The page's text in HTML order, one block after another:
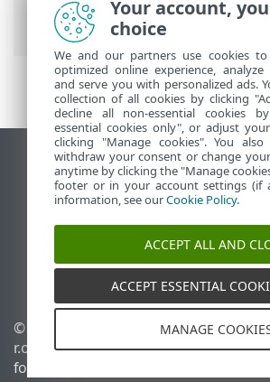
Scanning i gang
Vis computerwebsted
End of Life
ESET-vidensbase
ESET-forum
ESET Status Portal
Regional support
© 1992 - 2025 ESET, spol. s
r.o. – Alle rettigheder
forbeholdes.
Your account,
choice
We and our partners use cookies
optimized online experience,
and serve you with personalized ads.
collection of all cookies by clicking
decline all non-essential cookies
essential cookies only", or adjust
clicking "Manage cookies". You
withdraw your consent or change
anytime by clicking the "Manage
footer or in your account settings (if
information, see ourCookie Policy.
ACCEPT ALL AND
ACCEPT ESSENTIAL
MANAGE